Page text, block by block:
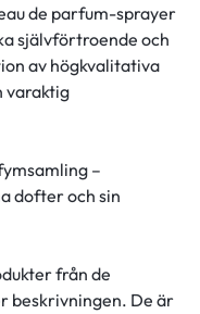
de parfum-sprayer
självförtroende och
av högkvalitativa
varaktig
–
dofter och sin
från de
beskrivningen. De är